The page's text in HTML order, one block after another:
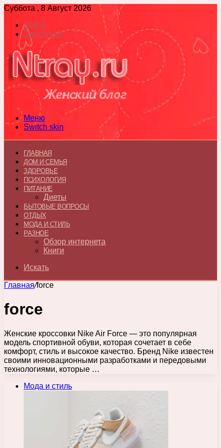
Суббота , 8 Август 2026
Войти
Switch skin
Меню
Switch skin
ГЛАВНАЯ
ДОМ И СЕМЬЯ
ЗДОРОВЬЕ
ПСИХОЛОГИЯ
ПИТАНИЕ
Диеты
БЫТОВЫЕ ВОПРОСЫ
ОТДЫХ
МОДА И СТИЛЬ
РАЗНОЕ
Обзор интернета
Книги
Искать
Главная/force
force
Женские кроссовки Nike Air Force — это популярная
модель спортивной обуви, которая сочетает в себе
комфорт, стиль и высокое качество. Бренд Nike известен
своими инновационными разработками и передовыми
технологиями, которые …
Мода и стиль